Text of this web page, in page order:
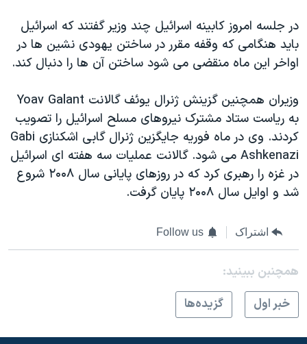
در جلسه امروز کابينه اسرائيل چند وزير گفتند که اسرائيل
بايد هنگامی که وقفه مقرر در ساختن يهودی نشين ها در
اواخر این ماه منقضی می شود ساختن آن ها را دنبال کند.
وزيران همچنين گزينش ژنرال يوئف گالانت Yoav Galant
به رياست ستاد مشترک نيروهای مسلح اسرائيل را تصويب
کردند. وی در ماه فوريه جايگزين ژنرال گابی اشکنازی Gabi
Ashkenazi می شود. گالانت عمليات سه هفته ای اسرائيل
در غزه را رهبری کرد که در روزهای پايانی سال ۲۰۰۸ شروع
شد و اوايل سال ۲۰۰۸ پايان گرفت.
اشتراک Follow us
همچنبن ببینید:
خبر اول
گزيده‌ها